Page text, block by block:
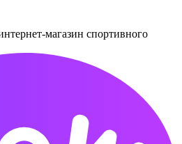
магазин спортивного